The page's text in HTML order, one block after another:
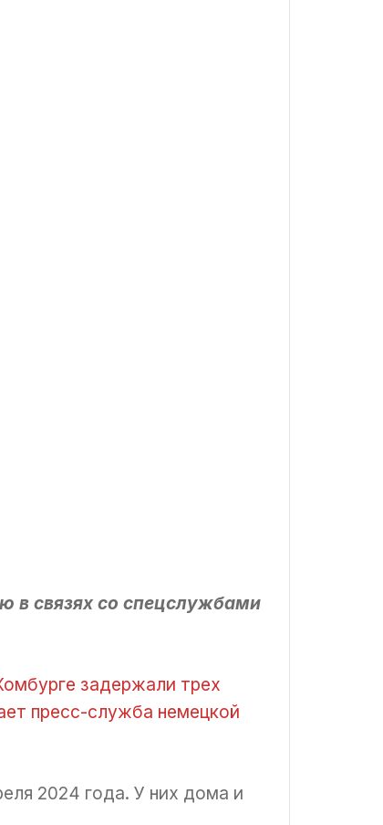
в связях со спецслужбами
задержали трех
пресс-служба немецкой
2024 года. У них дома и